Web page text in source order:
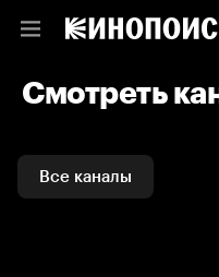
Смотреть
Все каналы